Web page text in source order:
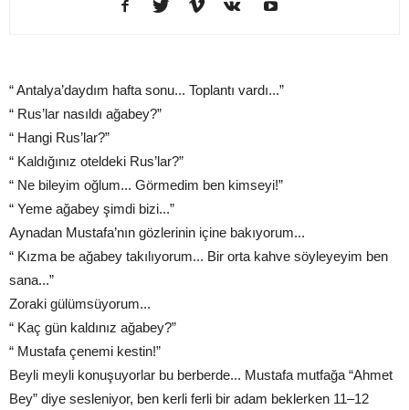
“ Antalya’daydım hafta sonu... Toplantı vardı...”
“ Rus’lar nasıldı ağabey?”
“ Hangi Rus’lar?”
“ Kaldığınız oteldeki Rus’lar?”
“ Ne bileyim oğlum... Görmedim ben kimseyi!”
“ Yeme ağabey şimdi bizi...”
Aynadan Mustafa’nın gözlerinin içine bakıyorum...
“ Kızma be ağabey takılıyorum... Bir orta kahve söyleyeyim ben
sana...”
Zoraki gülümsüyorum...
“ Kaç gün kaldınız ağabey?”
“ Mustafa çenemi kestin!”
Beyli meyli konuşuyorlar bu berberde... Mustafa mutfağa “Ahmet
Bey” diye sesleniyor, ben kerli ferli bir adam beklerken 11–12